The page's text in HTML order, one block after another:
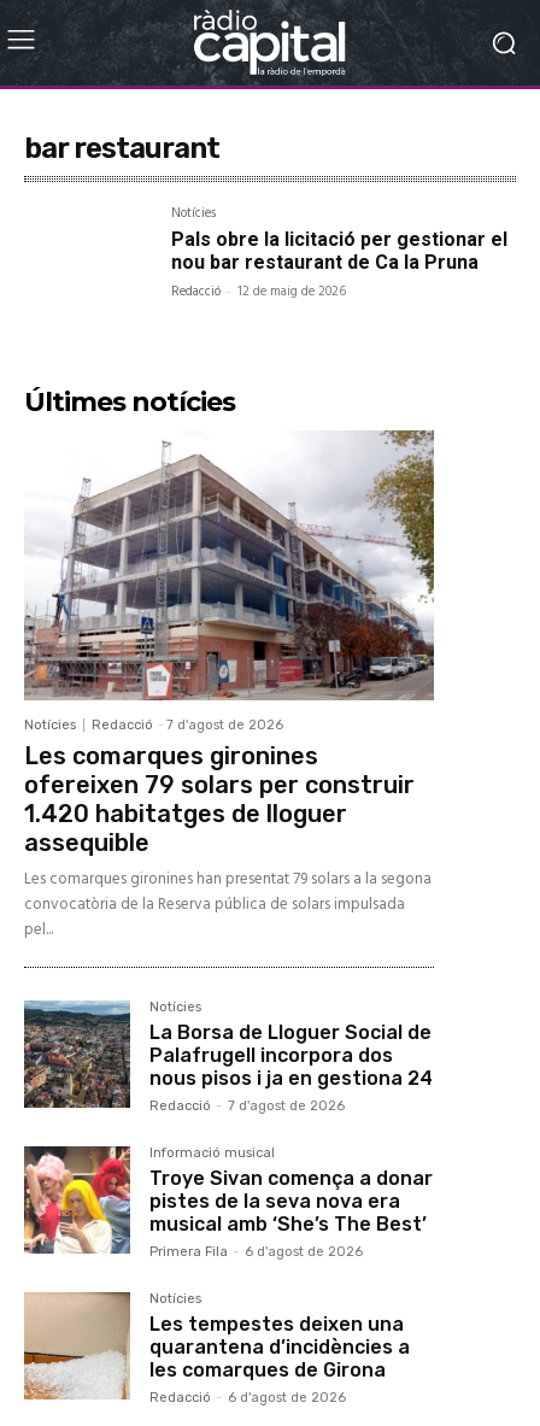
bar restaurant
Notícies
Pals obre la licitació per gestionar el
nou bar restaurant de Ca la Pruna
Redacció - 12 de maig de 2026
Últimes notícies
Notícies Redacció - 7 d'agost de 2026
Les comarques gironines
ofereixen 79 solars per construir
1.420 habitatges de lloguer
assequible
Les comarques gironines han presentat 79 solars a la segona
convocatòria de la Reserva pública de solars impulsada
pel...
Notícies
La Borsa de Lloguer Social de
Palafrugell incorpora dos
nous pisos i ja en gestiona 24
Redacció - 7 d'agost de 2026
Informació musical
Troye Sivan comença a donar
pistes de la seva nova era
musical amb ‘She’s The Best’
Primera Fila - 6 d'agost de 2026
Notícies
Les tempestes deixen una
quarantena d’incidències a
les comarques de Girona
Redacció - 6 d'agost de 2026